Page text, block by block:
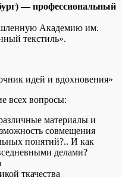
— профессиональный
Академию им.
текстиль».
идей и вдохновения»
всех вопросы:
материалы и
совмещения
понятий?.. И как
делами?
ткачества